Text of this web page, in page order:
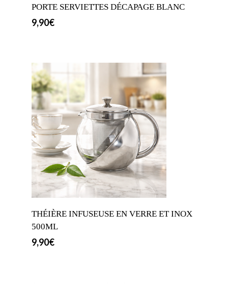
PORTE SERVIETTES DÉCAPAGE BLANC
9,90€
THÉIÈRE INFUSEUSE EN VERRE ET INOX
500ML
9,90€